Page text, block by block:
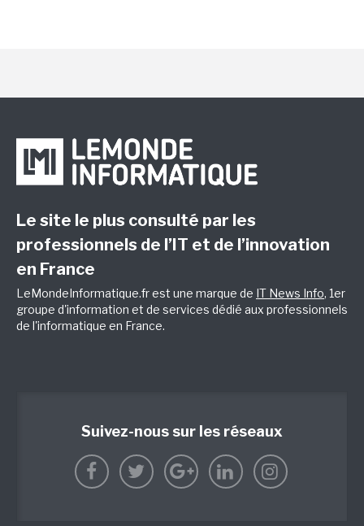
Le site le plus consulté par les
professionnels de l’IT et de l’innovation
en France
LeMondeInformatique.fr est une marque de IT News Info, 1er
groupe d'information et de services dédié aux professionnels
de l'informatique en France.
Suivez-nous sur les réseaux